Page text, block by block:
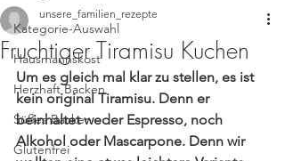
Kategorie-Auswahl
Hausmannskost
Herzhaft Backen
Süßes Backen
Glutenfrei
Fruchtiger Tiramisu Kuchen
unsere_familien_rezepte
Um es gleich mal klar zu stellen, es ist
kein original Tiramisu. Denn er
beinhaltet weder Espresso, noch
Alkohol oder Mascarpone. Denn wir